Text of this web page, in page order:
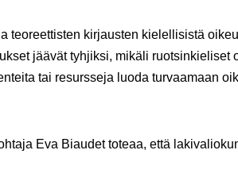
teoreettisten kirjausten kielellisistä
jäävät tyhjiksi, mikäli ruotsinkieliset
tai resursseja luoda turvaamaan
Eva Biaudet toteaa, että